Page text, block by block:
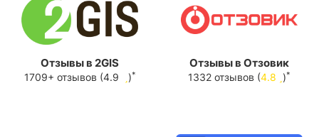
Отзывы в 2GIS
1709+ отзывов (4.9 )*
Отзывы в Отзовик
1332 отзывов (4.8 )*